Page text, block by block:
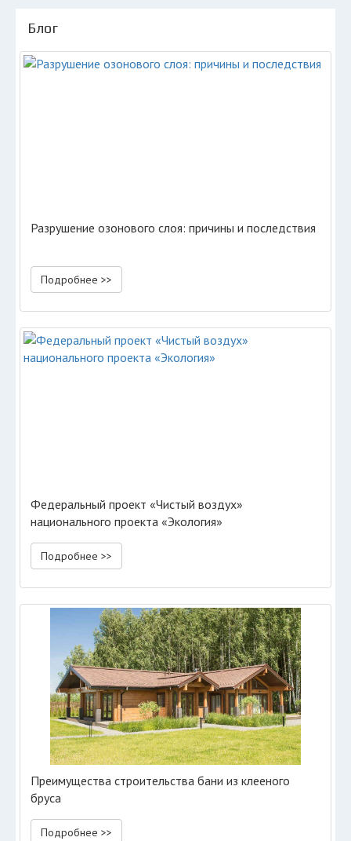
Блог
Разрушение озонового слоя: причины и последствия
Подробнее >>
Федеральный проект «Чистый воздух»
национального проекта «Экология»
Подробнее >>
Преимущества строительства бани из клееного
бруса
Подробнее >>